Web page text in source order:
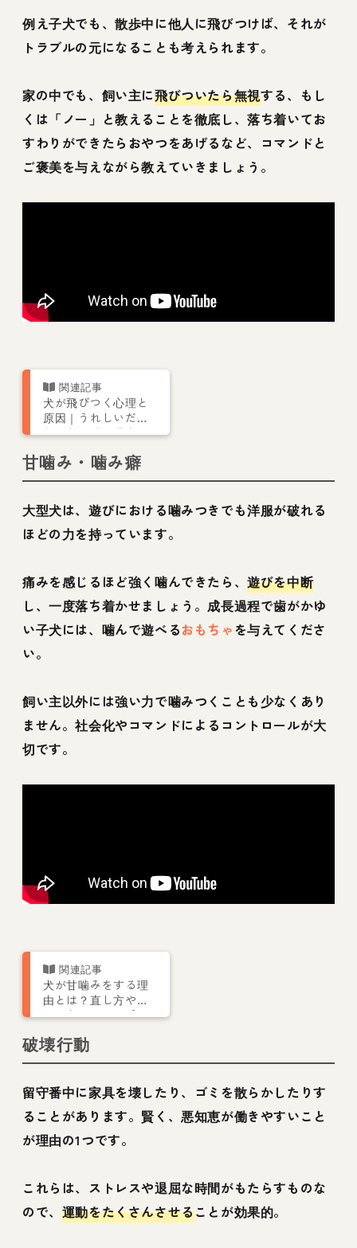
例え子犬でも、散歩中に他人に飛びつけば、それが
トラブルの元になることも考えられます。
家の中でも、飼い主に飛びついたら無視する、もし
くは「ノー」と教えることを徹底し、落ち着いてお
すわりができたらおやつをあげるなど、コマンドと
ご褒美を与えながら教えていきましょう。
犬が飛びつく心理と
原因｜うれしいだけ
じゃない噛む理由と
飛びつく心理とは？
嬉しいだけではない
レーナーが解説
甘噛み・噛み癖
大型犬は、遊びにおける噛みつきでも洋服が破れる
ほどの力を持っています。
痛みを感じるほど強く噛んできたら、遊びを中断
し、一度落ち着かせましょう。成長過程で歯がかゆ
い子犬には、噛んで遊べるおもちゃを与えてくださ
い。
飼い主以外には強い力で噛みつくことも少なくあり
ません。社会化やコマンドによるコントロールが大
切です。
犬が甘噛みをする理
由とは？直し方やし
つけ方について【ト
破壊行動
留守番中に家具を壊したり、ゴミを散らかしたりす
ることがあります。賢く、悪知恵が働きやすいこと
が理由の1つです。
これらは、ストレスや退屈な時間がもたらすものな
ので、 運動をたくさんさせることが効果的。